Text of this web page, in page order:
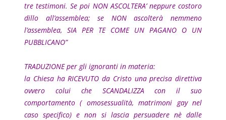
tre testimoni. Se poi NON ASCOLTERA’ neppure costoro
dillo all’assemblea; se NON ascolterà nemmeno
l’assemblea, SIA PER TE COME UN PAGANO O UN
PUBBLICANO”
TRADUZIONE per gli ignoranti in materia:
la Chiesa ha RICEVUTO da Cristo una precisa direttiva
ovvero colui che SCANDALIZZA con il suo
comportamento ( omosessualità, matrimoni gay nel
caso specifico) e non si lascia persuadere nè dalle